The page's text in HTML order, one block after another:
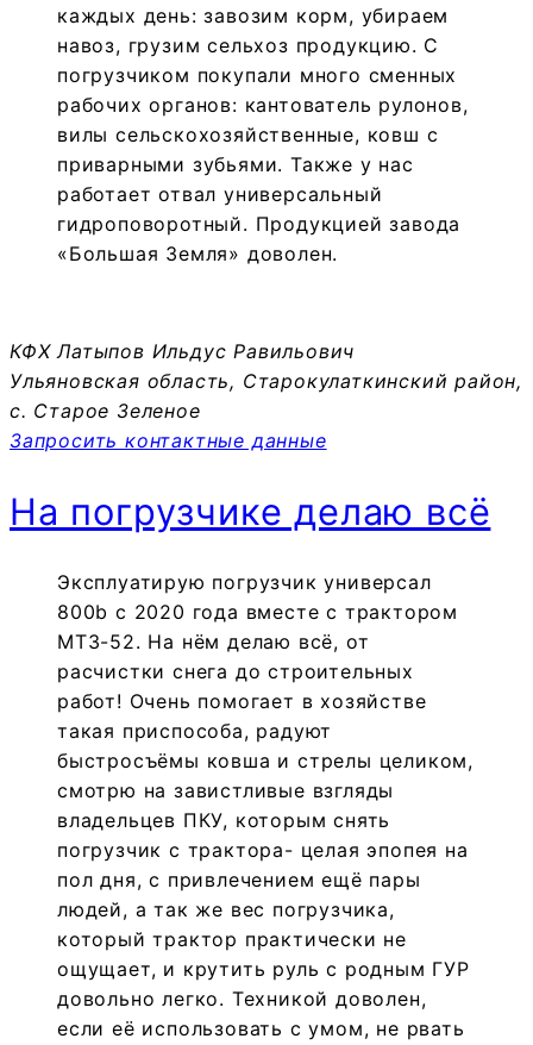
каждых день: завозим корм, убираем
навоз, грузим сельхоз продукцию. С
погрузчиком покупали много сменных
рабочих органов: кантователь рулонов,
вилы сельскохозяйственные, ковш с
приварными зубьями. Также у нас
работает отвал универсальный
гидроповоротный. Продукцией завода
«Большая Земля» доволен.
КФХ Латыпов Ильдус Равильович
Ульяновская область, Старокулаткинский район,
с. Старое Зеленое
Запросить контактные данные
На погрузчике делаю всё
Эксплуатирую погрузчик универсал
800b c 2020 года вместе с трактором
МТЗ-52. На нём делаю всё, от
расчистки снега до строительных
работ! Очень помогает в хозяйстве
такая приспособа, радуют
быстросъёмы ковша и стрелы целиком,
смотрю на завистливые взгляды
владельцев ПКУ, которым снять
погрузчик с трактора- целая эпопея на
пол дня, с привлечением ещё пары
людей, а так же вес погрузчика,
который трактор практически не
ощущает, и крутить руль с родным ГУР
довольно легко. Техникой доволен,
если её использовать с умом, не рвать